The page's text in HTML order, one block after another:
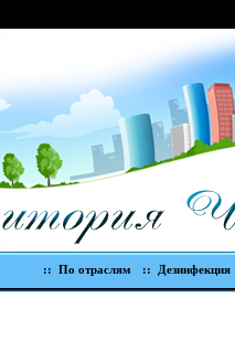
:: По отраслям :: Дезинфекция